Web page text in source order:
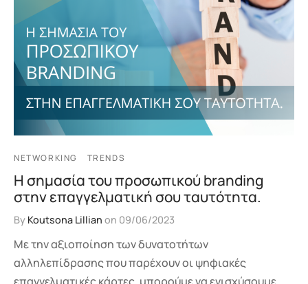
NETWORKING TRENDS
Η σημασία του προσωπικού branding
στην επαγγελματική σου ταυτότητα.
By Koutsona Lillian on 09/06/2023
Με την αξιοποίηση των δυνατοτήτων
αλληλεπίδρασης που παρέχουν οι ψηφιακές